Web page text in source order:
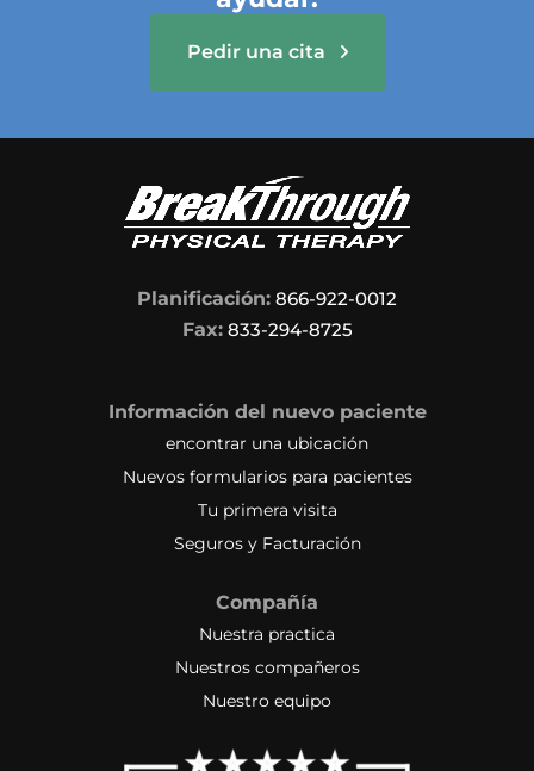
Pedir una cita
Planificación: 866-922-0012
Fax:833-294-8725
Información del nuevo paciente
encontrar una ubicación
Nuevos formularios para pacientes
Tu primera visita
Seguros y Facturación
Compañía
Nuestra practica
Nuestros compañeros
Nuestro equipo